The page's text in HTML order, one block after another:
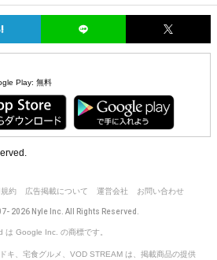
Play: 無料
約 広告掲載について 運営会社 お問い合わせ
2026 Nyle Inc. All Rights Reserved.
は Google Inc. の商標です。
キ、宅食グルメ、VOD STREAM は、掲載商品の提供